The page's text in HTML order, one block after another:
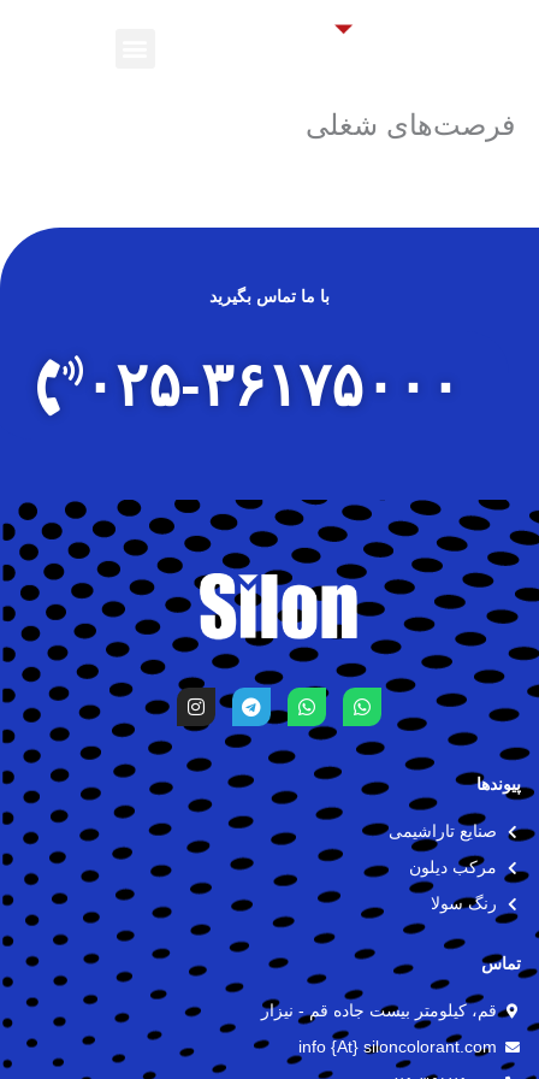
فرصت‌های شغلی
با ما تماس بگیرید
۰۲۵-۳۶۱۷۵۰۰۰
W
h
a
t
s
a
p
p
W
h
a
t
a
p
T
e
l
m
I
n
s
a
r
a
m
پیوندها
صنایع تاراشیمی
مرکب دیلون
رنگ سولا
تماس
قم، کیلومتر بیست جاده قم - نیزار
info {At} siloncolorant.com